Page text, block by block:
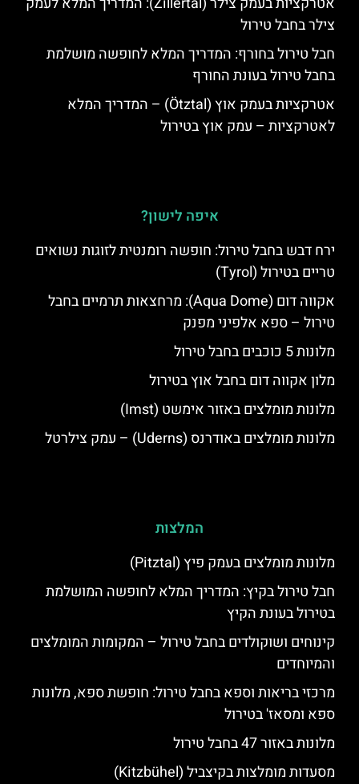
צילר בחבל טירול
חבל טירול בחורף: המדריך המלא לחופשה מושלמת
בחבל טירול בעונת החורף
אטרקציות בעמק אוץ (Ötztal) – המדריך המלא
לאטרקציות – עמק אוץ בטירול
איפה לישון?
ירח דבש בחבל טירול: חופשה רומנטית לזוגות נשואים
טריים בטירול (Tyrol)
אקווה דום (Aqua Dome): מרחצאות תרמיים בחבל
טירול – ספא אלפיני מפנק
מלונות 5 כוכבים בחבל טירול
מלון אקווה דום בחבל אוץ בטירול
מלונות מומלצים באזור אימשט (Imst)
מלונות מומלצים באודרנס (Uderns) – עמק צילרטל
המלצות
מלונות מומלצים בעמק פיץ (Pitztal)
חבל טירול בקיץ: המדריך המלא לחופשה המושלמת
בטירול בעונת הקיץ
קינוחים ושוקולדים בחבל טירול – המקומות המומלצים
והמיוחדים
מרכזי בריאות וספא בחבל טירול: חופשת ספא, מלונות
ספא ומסאז' בטירול
מלונות באזור 47 בחבל טירול
מסעדות מומלצות בקיצביל (Kitzbühel)